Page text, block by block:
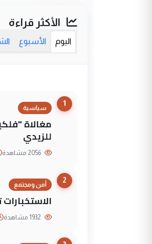
الأكثر قراءة
اليوم الأسبوع
1
سياسية
مغالاة
للزيدي
2
أمن ومجتمع